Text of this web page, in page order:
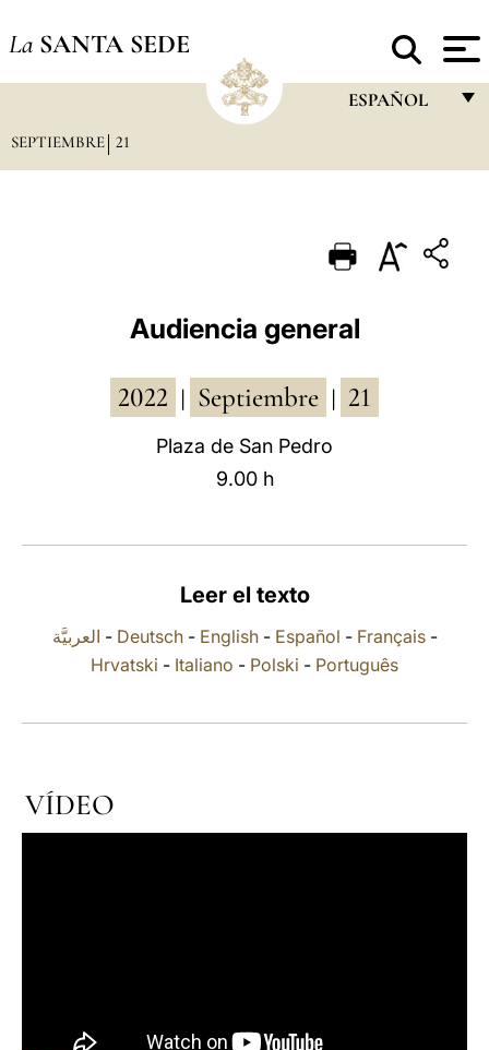
La SANTA SEDE
ESPAÑOL
PORTUGUÊS
ESPAÑOL
POLSKI
SEPTIEMBRE 21
Audiencia general
2022 Septiembre 21
Plaza de San Pedro
9.00 h
Leer el texto
العربيَّة - Deutsch- English- Español - Français-
Hrvatski - Italiano - Polski - Português
VÍDEO